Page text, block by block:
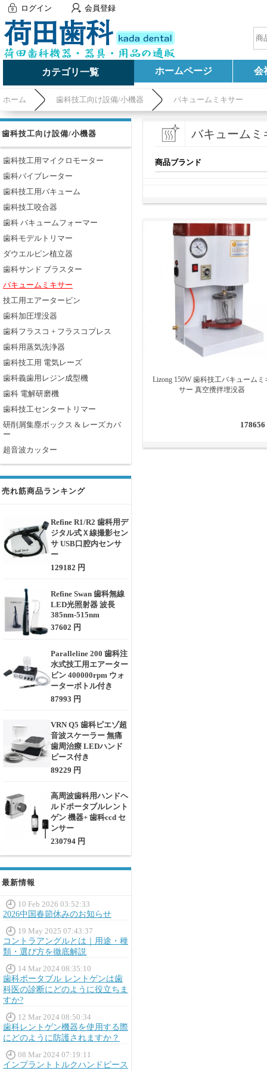
ログイン 会員登録
カテゴリ一覧 ホームページ 会
ホーム 歯科技工向け設備/小機器 バキュームミキサー
歯科技工向け設備/小機器
歯科技工用マイクロモーター
歯科バイブレーター
歯科技工用バキューム
歯科技工咬合器
歯科 バキュームフォーマー
歯科モデルトリマー
ダウエルピン植立器
歯科サンド ブラスター
バキュームミキサー
技工用エアータービン
歯科加圧埋没器
歯科フラスコ + フラスコプレス
歯科用蒸気洗浄器
歯科技工用 電気レーズ
歯科義歯用レジン成型機
歯科 電解研磨機
歯科技工センタートリマー
研削屑集塵ボックス & レーズカバ
ー
超音波カッター
売れ筋商品ランキング
Refine R1/R2 歯科用デ
ジタル式Ｘ線撮影セン
サ USB口腔内センサ
ー
129182 円
Refine Swan 歯科無線
LED光照射器 波長
385nm-515nm
37602 円
Paralleline 200 歯科注
水式技工用エアーター
ビン 400000rpm ウォ
ーターボトル付き
87993 円
VRN Q5 歯科ピエゾ超
音波スケーラー 無痛
歯周治療 LEDハンド
ピース付き
89229 円
高周波歯科用ハンドヘ
ルドポータブルレント
ゲン 機器+ 歯科ccd セ
ンサー
230794 円
最新情報
10 Feb 2026 03:52:33
2026中国春節休みのお知らせ
19 May 2025 07:43:37
コントラアングルとは｜用途・種
類・選び方を徹底解説
14 Mar 2024 08:35:10
歯科ポータブル レントゲンは歯
科医の診断にどのように役立ちま
すか?
12 Mar 2024 08:50:34
歯科レントゲン機器を使用する際
にどのように防護されますか？
08 Mar 2024 07:19:11
インプラントトルクハンドピース
バキュームミ
商品ブランド
Lizong 150W 歯科技工バキュームミ
サー 真空攪拌埋没器
178656